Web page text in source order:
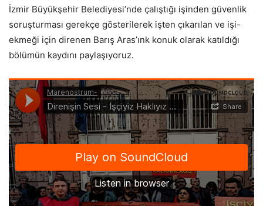
İzmir Büyükşehir Belediyesi’nde çalıştığı işinden güvenlik
soruşturması gerekçe gösterilerek işten çıkarılan ve işi-
ekmeği için direnen Barış Aras’ınk konuk olarak katıldığı
bölümün kaydını paylaşıyoruz.